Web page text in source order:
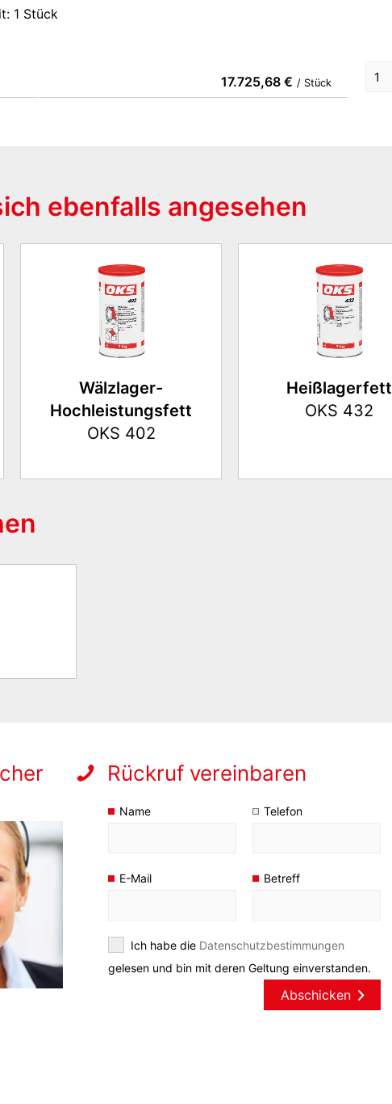
1 Stück
17.725,68 € / Stück
ebenfalls angesehen
Wälzlager-
Hochleistungsfett
OKS 402
Heißlagerfett
OKS 432
Rückruf vereinbaren
Name Telefon
E-Mail Betreff
Ich habe die Datenschutzbestimmungen
gelesen und bin mit deren Geltung einverstanden.
Abschicken